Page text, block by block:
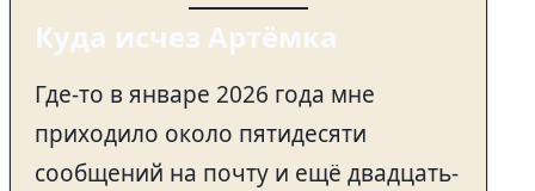
Куда исчез Артёмка
Где-то в январе 2026 года мне
приходило около пятидесяти
сообщений на почту и ещё двадцать-